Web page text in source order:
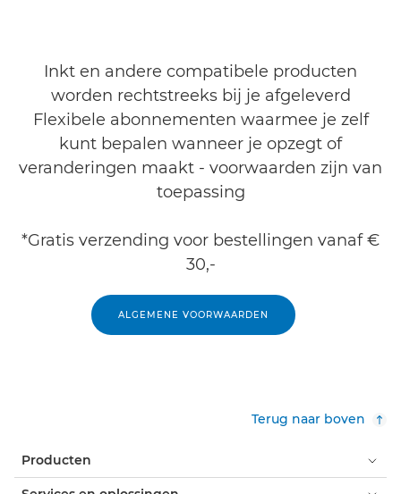
Inkt en andere compatibele producten
worden rechtstreeks bij je afgeleverd
Flexibele abonnementen waarmee je zelf
kunt bepalen wanneer je opzegt of
veranderingen maakt - voorwaarden zijn van
toepassing
*Gratis verzending voor bestellingen vanaf €
30,-
ALGEMENE VOORWAARDEN
Terug naar boven
Producten